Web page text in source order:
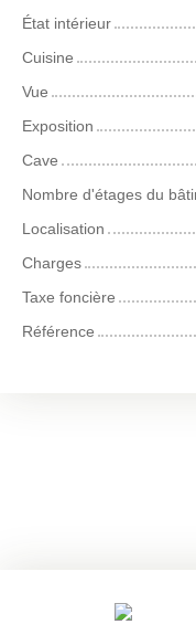
État intérieur
Cuisine
Vue
Exposition
Cave
Nombre d'étages du
Localisation
Charges
Taxe foncière
Référence